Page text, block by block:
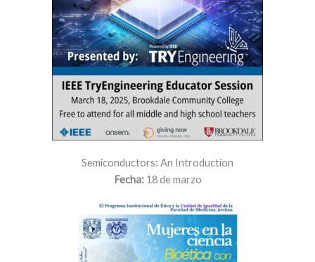
Semiconductors: An Introduction
Fecha:18 de marzo